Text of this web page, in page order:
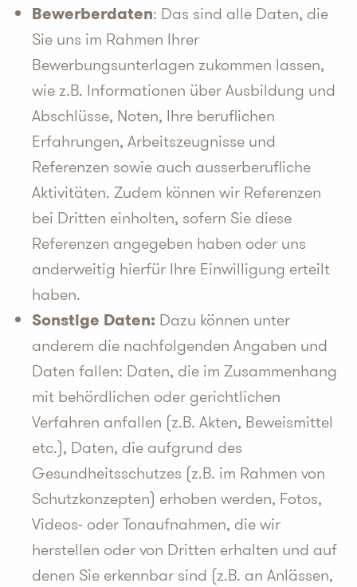
Bewerberdaten: Das sind alle Daten, die
Sie uns im Rahmen Ihrer
Bewerbungsunterlagen zukommen lassen,
wie z.B. Informationen über Ausbildung und
Abschlüsse, Noten, Ihre beruflichen
Erfahrungen, Arbeitszeugnisse und
Referenzen sowie auch ausserberufliche
Aktivitäten. Zudem können wir Referenzen
bei Dritten einholten, sofern Sie diese
Referenzen angegeben haben oder uns
anderweitig hierfür Ihre Einwilligung erteilt
haben.
Sonstige Daten: Dazu können unter
anderem die nachfolgenden Angaben und
Daten fallen: Daten, die im Zusammenhang
mit behördlichen oder gerichtlichen
Verfahren anfallen (z.B. Akten, Beweismittel
etc.), Daten, die aufgrund des
Gesundheitsschutzes (z.B. im Rahmen von
Schutzkonzepten) erhoben werden, Fotos,
Videos- oder Tonaufnahmen, die wir
herstellen oder von Dritten erhalten und auf
denen Sie erkennbar sind (z.B. an Anlässen,